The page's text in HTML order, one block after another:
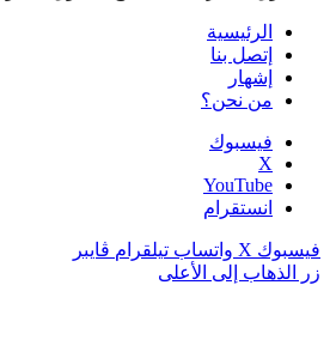
الرئيسية
إتصل بنا
إشهار
من نحن؟
فيسبوك
‫X
‫YouTube
انستقرام
‫X واتساب تيلقرام
ڤايبر
الذهاب إلى الأعلى